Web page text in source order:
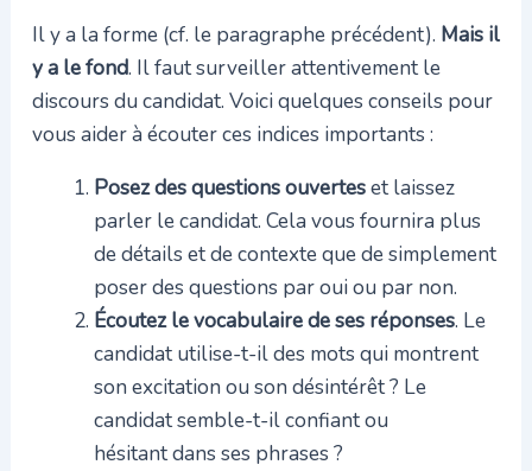
Il y a la forme (cf. le paragraphe précédent). Mais il
y a le fond. Il faut surveiller attentivement le
discours du candidat. Voici quelques conseils pour
vous aider à écouter ces indices importants :
Posez des questions ouverteset laissez
parler le candidat. Cela vous fournira plus
de détails et de contexte que de simplement
poser des questions par oui ou par non.
Écoutez le vocabulaire de ses réponses. Le
candidat utilise-t-il des mots qui montrent
son excitation ou son désintérêt ? Le
candidat semble-t-il confiant ou
hésitant dans ses phrases ?